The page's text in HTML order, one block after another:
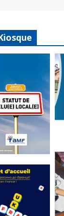
de
local
à jour avril